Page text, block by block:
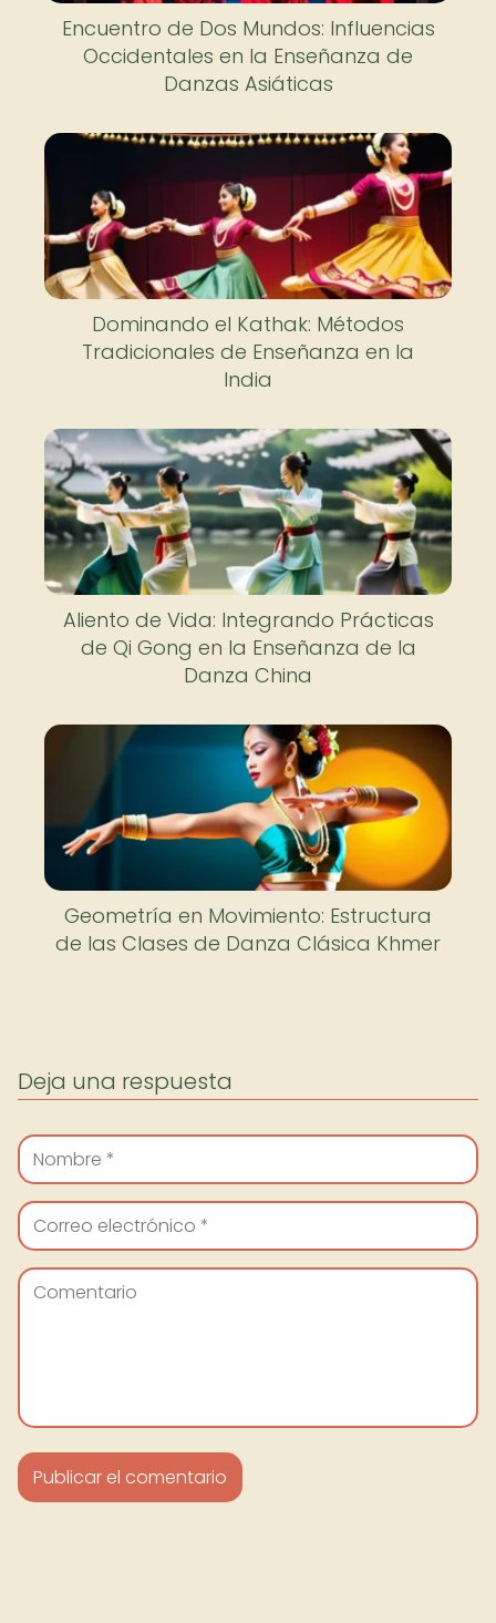
Encuentro de Dos Mundos: Influencias
Occidentales en la Enseñanza de
Danzas Asiáticas
Dominando el Kathak: Métodos
Tradicionales de Enseñanza en la
India
Aliento de Vida: Integrando Prácticas
de Qi Gong en la Enseñanza de la
Danza China
Geometría en Movimiento: Estructura
de las Clases de Danza Clásica Khmer
Deja una respuesta